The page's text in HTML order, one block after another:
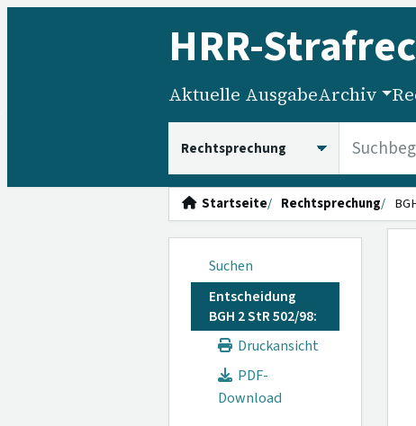
HRR-
Aktuelle AusgabeArchiv
Startseite Rechtsprechung
Suchen
Entscheidung
BGH 2 StR 502/98:
Druckansicht
PDF-
Download